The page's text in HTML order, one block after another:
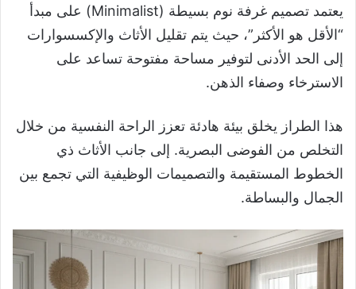
يعتمد تصميم غرفة نوم بسيطة (Minimalist) على مبدأ
“الأقل هو الأكثر”، حيث يتم تقليل الأثاث والإكسسوارات
إلى الحد الأدنى لتوفير مساحة مفتوحة تساعد على
الاسترخاء وصفاء الذهن.
هذا الطراز يخلق بيئة هادئة تعزز الراحة النفسية من خلال
التخلص من الفوضى البصرية. إلى جانب الأثاث ذي
الخطوط المستقيمة والتصميمات الوظيفية التي تجمع بين
الجمال والبساطة.